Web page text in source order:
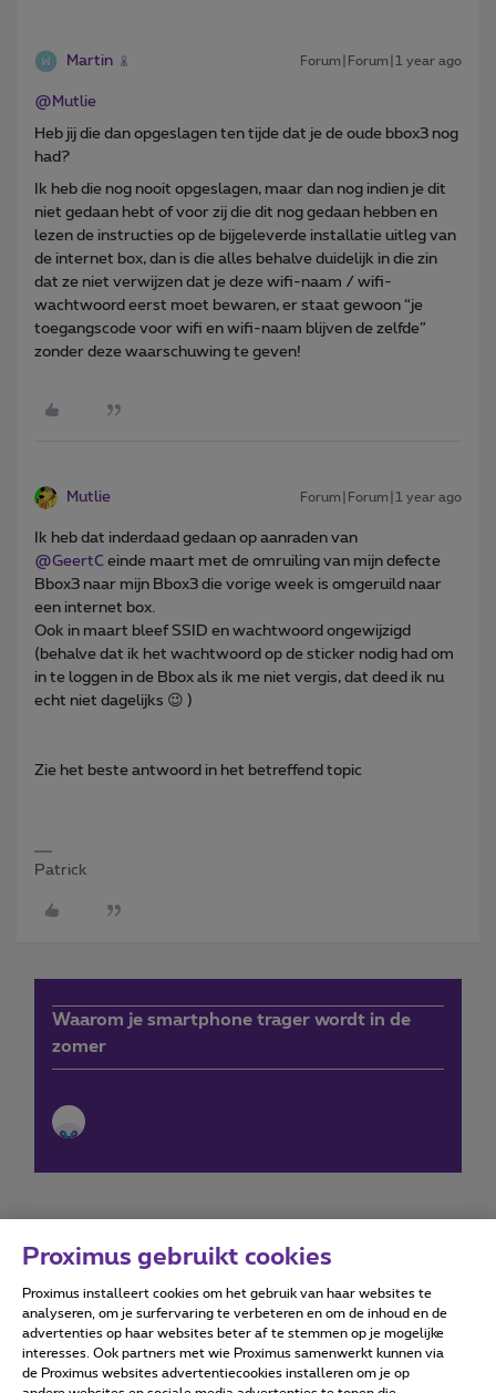
Martin Forum|Forum|1 year ago
@Mutlie
Heb jij die dan opgeslagen ten tijde dat je de oude bbox3 nog
had?
Ik heb die nog nooit opgeslagen, maar dan nog indien je dit
niet gedaan hebt of voor zij die dit nog gedaan hebben en
lezen de instructies op de bijgeleverde installatie uitleg van
de internet box, dan is die alles behalve duidelijk in die zin
dat ze niet verwijzen dat je deze wifi-naam / wifi-
wachtwoord eerst moet bewaren, er staat gewoon “je
toegangscode voor wifi en wifi-naam blijven de zelfde”
zonder deze waarschuwing te geven!
Mutlie Forum|Forum|1 year ago
Ik heb dat inderdaad gedaan op aanraden van ​
@GeertC einde maart met de omruiling van mijn defecte
Bbox3 naar mijn Bbox3 die vorige week is omgeruild naar
een internet box.
Ook in maart bleef SSID en wachtwoord ongewijzigd
(behalve dat ik het wachtwoord op de sticker nodig had om
in te loggen in de Bbox als ik me niet vergis, dat deed ik nu
echt niet dagelijks 😉 )
Zie het beste antwoord in het betreffend topic
Patrick
Waarom je smartphone trager wordt in de
zomer
Forumvoorwaarden Accessibility statement
Proximus gebruikt cookies
Proximus installeert cookies om het gebruik van haar websites te
analyseren, om je surfervaring te verbeteren en om de inhoud en de
advertenties op haar websites beter af te stemmen op je mogelijke
interesses. Ook partners met wie Proximus samenwerkt kunnen via
de Proximus websites advertentiecookies installeren om je op